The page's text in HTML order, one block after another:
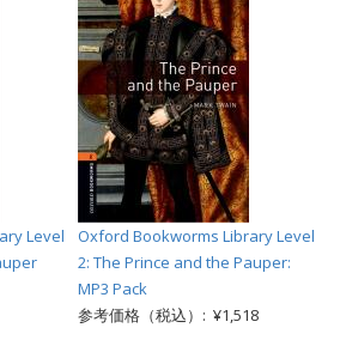
Level
Oxford Bookworms Library Level
2: The Prince and the Pauper:
MP3 Pack
参考価格（税込）: ¥1,518